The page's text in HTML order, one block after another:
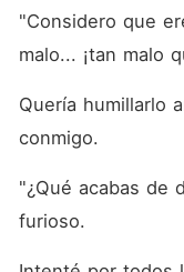
"Considero que
malo... ¡tan malo
Quería humillarlo
conmigo.
"¿Qué acabas de
furioso.